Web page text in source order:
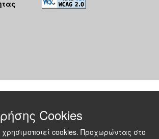
Cookies
χρησιμοποιεί cookies. Προχωρώντας στο